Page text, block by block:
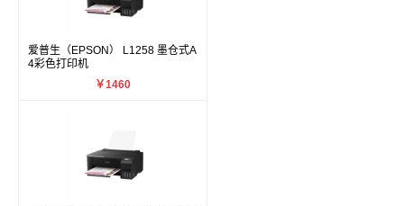
爱普生（EPSON） L1258 墨仓式A
4彩色打印机
￥1460